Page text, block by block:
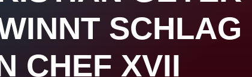
SCHLAG
CHEF XVII